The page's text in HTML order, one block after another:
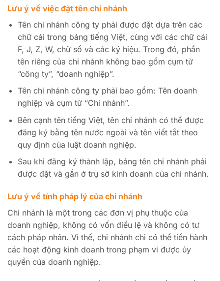
Lưu ý về việc đặt tên chi nhánh
Tên chi nhánh công ty phải được đặt dựa trên các
chữ cái trong bảng tiếng Việt, cùng với các chữ cái
F, J, Z, W, chữ số và các ký hiệu. Trong đó, phần
tên riêng của chi nhánh không bao gồm cụm từ
“công ty”, “doanh nghiệp”.
Tên chi nhánh công ty phải bao gồm: Tên doanh
nghiệp và cụm từ “Chi nhánh”.
Bên cạnh tên tiếng Việt, tên chi nhánh có thể được
đăng ký bằng tên nước ngoài và tên viết tắt theo
quy định của luật doanh nghiệp.
Sau khi đăng ký thành lập, bảng tên chi nhánh phải
được đặt và gắn ở trụ sở kinh doanh của chi nhánh.
Lưu ý về tính pháp lý của chi nhánh
Chi nhánh là một trong các đơn vị phụ thuộc của
doanh nghiệp, không có vốn điều lệ và không có tư
cách pháp nhân. Vì thế, chi nhánh chỉ có thể tiến hành
các hoạt động kinh doanh trong phạm vi được ủy
quyền của doanh nghiệp.